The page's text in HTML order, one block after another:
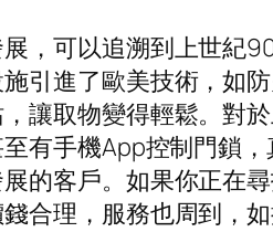
，可以追溯到上世紀
引進了歐美技術，如
讓取物變得輕鬆。對
有手機App控制門鎖
的客戶。如果你正在
合理，服務也周到，